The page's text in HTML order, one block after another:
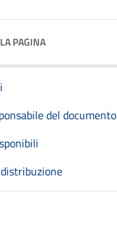
PAGINA
del documento